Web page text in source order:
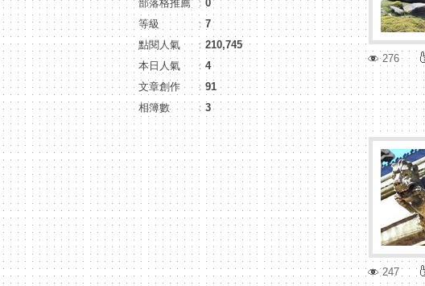
276
247
部落格推薦 ： 0
等級
： 7
點閱人氣
： 210,745
本日人氣
： 4
文章創作
： 91
相簿數
： 3